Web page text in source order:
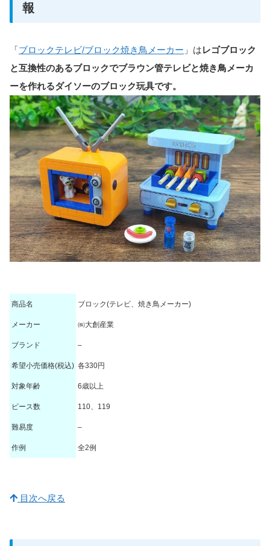
報
「ブロックテレビ/ブロック焼き鳥メーカー 」はレゴブロック
と互換性のあるブロックでブラウン管テレビと焼き鳥メーカ
ーを作れるダイソーのブロック玩具です。
商品名 ブロック(テレビ、焼き鳥メーカー)
メーカー ㈱大創産業
ブランド –
希望小売価格(税込) 各330円
対象年齢 6歳以上
ピース数 110、119
難易度 –
作例 全2例
目次へ戻る